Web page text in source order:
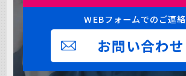
WEBフォームでのご連絡
お問い合わせ